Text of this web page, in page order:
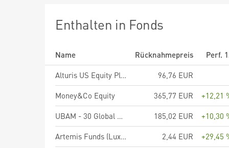
Enthalten in Fonds
Name Rücknahmepreis
Perf.
Alturis US Equity Plus S
96,76 EUR
Money&Co Equity
365,77 EUR
+12,21
UBAM - 30 Global Leaders Equity UC EUR
185,02 EUR
+10,30
Artemis Funds (Lux) - US Focus - A accumulation EUR hedged
2,44 EUR
+29,45